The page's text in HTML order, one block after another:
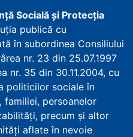
Socială şi Protecţia
publică cu
în subordinea Consiliului
nr. 23 din 25.07.1997
nr. 35 din 30.11.2004, cu
politicilor sociale în
persoanelor
precum şi altor
aflate în nevoie